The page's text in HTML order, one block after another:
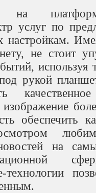
на
услуг по
настройкам.
не стоит
используя
рукой
обеспечить
на